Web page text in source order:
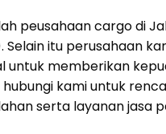
peusahaan cargo di
Selain itu perusahaan
untuk memberikan
kami untuk
serta layanan jasa